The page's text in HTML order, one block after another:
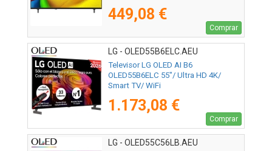
449,08 €
Comprar
LG - OLED55B6ELC.AEU
Televisor LG OLED AI B6
OLED55B6ELC 55"/ Ultra HD 4K/
Smart TV/ WiFi
1.173,08 €
Comprar
LG - OLED55C56LB.AEU